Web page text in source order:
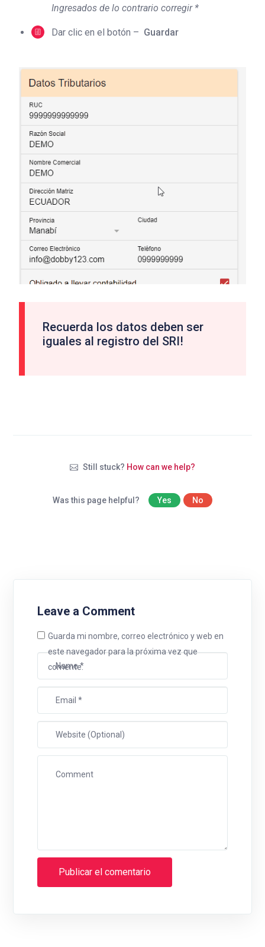
Ingresados de lo contrario corregir *
Dar clic en el botón – Guardar
Recuerda los datos deben ser
iguales al registro del SRI!
Still stuck? How can we help?
Was this page helpful? Yes No
Leave a Comment
Guarda mi nombre, correo electrónico y web en
este navegador para la próxima vez que
comente.